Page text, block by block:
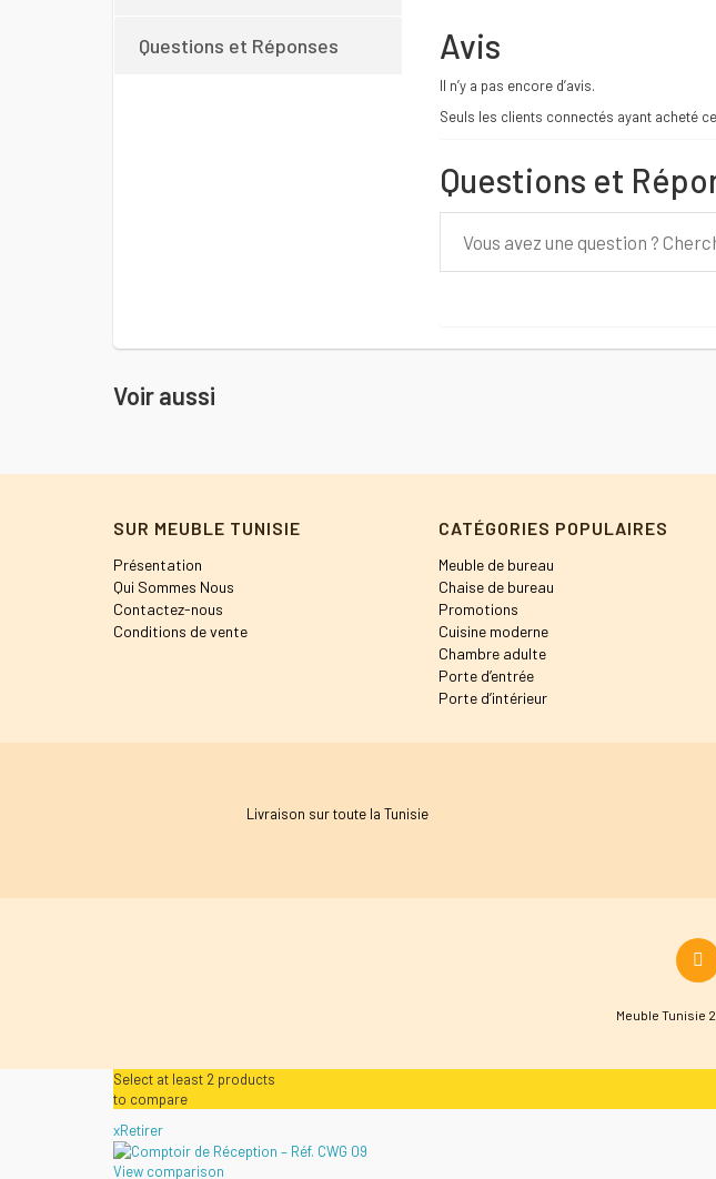
Questions et Réponses Avis
Il n’y a pas encore d’avis.
Seuls les clients connectés ayant acheté
Questions et
Voir aussi
SUR MEUBLE TUNISIE
Présentation
Qui Sommes Nous
Contactez-nous
Conditions de vente
CATÉGORIES POPULAIRES
Meuble de bureau
Chaise de bureau
Promotions
Cuisine moderne
Chambre adulte
Porte d’entrée
Porte d’intérieur
Livraison sur toute la Tunisie
Meuble Tunisie
Select at least 2 products
to compare
xRetirer
View comparison